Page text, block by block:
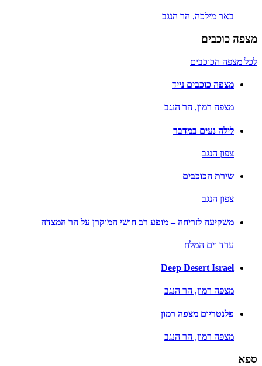
באר מילכה, הר הנגב
מצפה כוכבים
לכל מצפה הכוכבים
מצפה כוכבים נייד
מצפה רמון, הר הנגב
לילה נעים במדבר
צפון הנגב
שירת הכוכבים
צפון הנגב
משקיעה לזריחה – מופע רב חושי המוקרן על הר המצדה
ערד וים המלח
Deep Desert Israel
מצפה רמון, הר הנגב
פלנטריום מצפה רמון
מצפה רמון, הר הנגב
ספא